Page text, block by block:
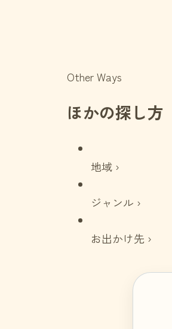
Other Ways
ほかの探し方
地域 ›
ジャンル ›
お出かけ先 ›